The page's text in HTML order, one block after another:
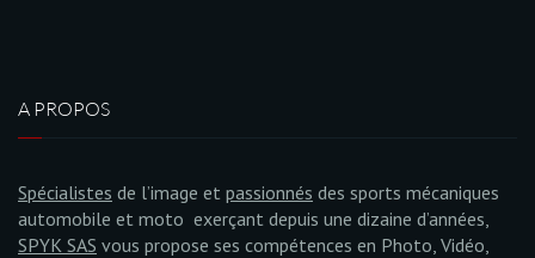
A PROPOS
Spécialistes de l’image et passionnés des sports mécaniques
automobile et moto exerçant depuis une dizaine d’années,
SPYK SAS vous propose ses compétences en Photo, Vidéo,